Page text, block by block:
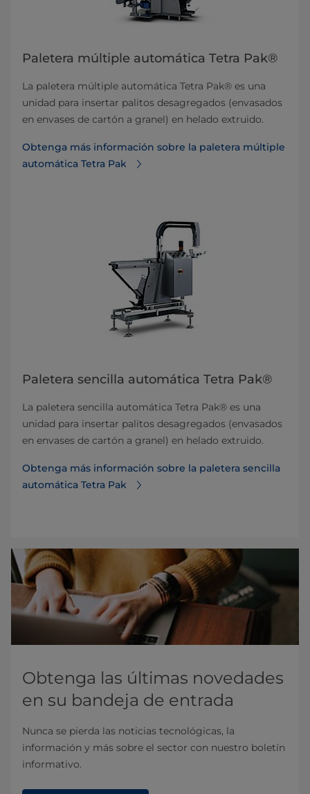
Paletera múltiple automática Tetra Pak®
La paletera múltiple automática Tetra Pak® es una
unidad para insertar palitos desagregados (envasados
en envases de cartón a granel) en helado extruido.
Obtenga más información sobre la paletera múltiple
automática Tetra Pak
Paletera sencilla automática Tetra Pak®
La paletera sencilla automática Tetra Pak® es una
unidad para insertar palitos desagregados (envasados
en envases de cartón a granel) en helado extruido.
Obtenga más información sobre la paletera sencilla
automática Tetra Pak
Obtenga las últimas novedades
en su bandeja de entrada
Nunca se pierda las noticias tecnológicas, la
información y más sobre el sector con nuestro boletín
informativo.